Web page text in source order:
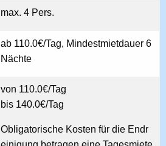
max. 4 Pers.
ab 110.0€/Tag, Mindestmietdauer 6
Nächte
von 110.0€/Tag
bis 140.0€/Tag
Obligatorische Kosten für die Endr